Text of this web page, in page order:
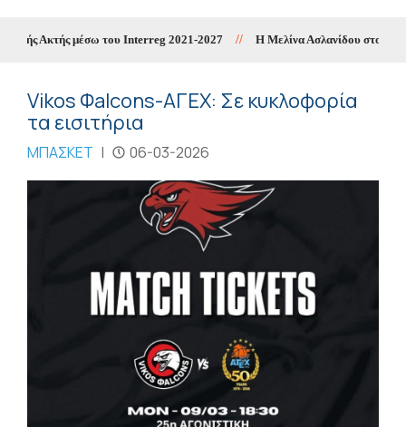
Ακτής μέσω του Interreg 2021-2027 // Η Μελίνα Ασλανίδου στο 8ο
Vikos Φalcons-ΑΓΕΧ: Σε κυκλοφορία
τα εισιτήρια
ΜΠΑΣΚΕΤ | 06-03-2026